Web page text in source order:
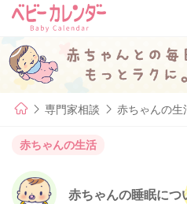
専門家相談 赤ちゃんの生
赤ちゃんの生活
赤ちゃんの睡眠につ